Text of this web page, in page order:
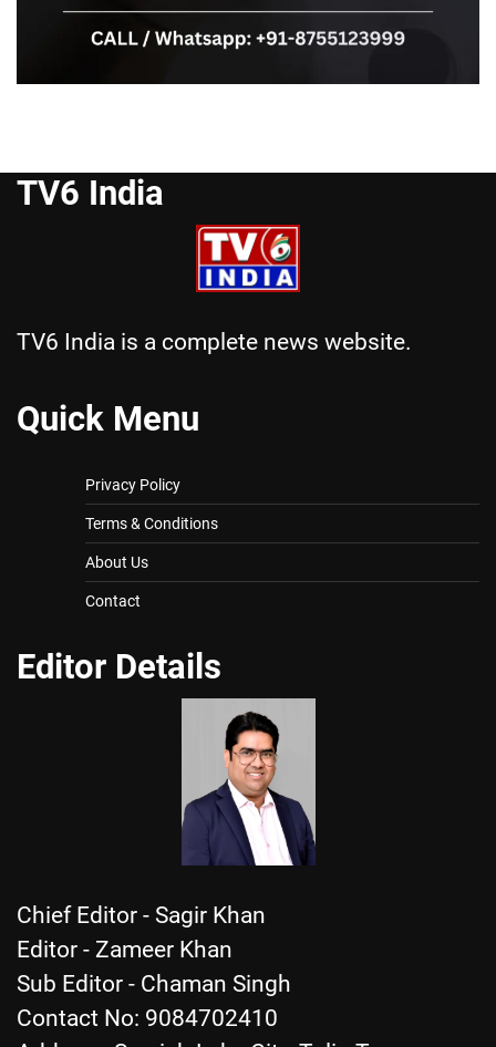
TV6 India
TV6 India is a complete news website.
Quick Menu
Privacy Policy
Terms & Conditions
About Us
Contact
Editor Details
Chief Editor - Sagir Khan
Editor - Zameer Khan
Sub Editor - Chaman Singh
Contact No: 9084702410